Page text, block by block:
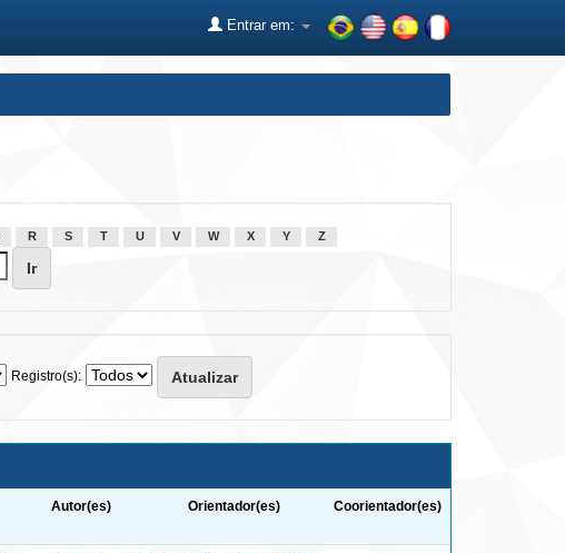
Entrar em:
R S T U V W X Y Z
Registro(s):
Autor(es) Orientador(es) Coorientador(es)